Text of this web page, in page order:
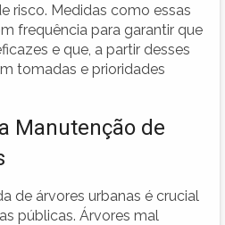
risco. Medidas como essas
frequência para garantir que
e que, a partir desses
tomadas e prioridades
Manutenção de
de árvores urbanas é crucial
públicas. Árvores mal